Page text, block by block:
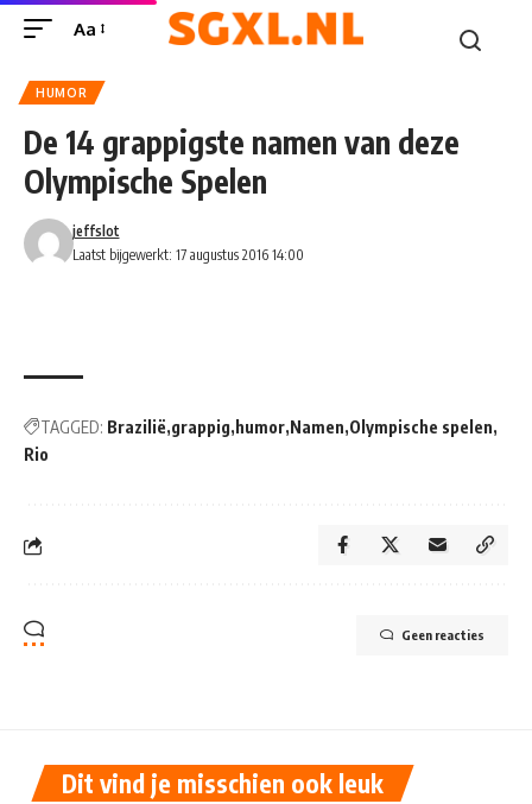
Aa
HUMOR
De 14 grappigste namen van deze
Olympische Spelen
Laatst bijgewerkt: 17 augustus 2016 14:00
jeffslot
TAGGED: Brazilië grappig humor Namen Olympische spelen
Rio
Geen reacties
Dit vind je misschien ook leuk